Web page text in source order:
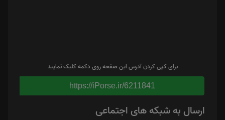
برای کپی کردن آدرس این صفحه روی دکمه کلیک نمایید
https://iPorse.ir/6211841
ارسال به شبکه های اجتماعی